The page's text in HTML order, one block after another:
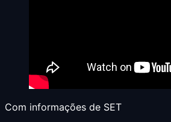
Com informações de SET